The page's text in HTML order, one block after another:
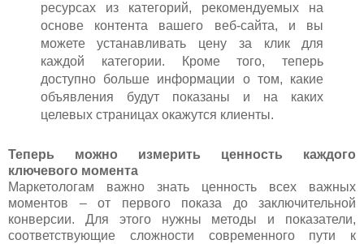
ресурсах из категорий, рекомендуемых на
основе контента вашего веб-сайта, и вы
можете устанавливать цену за клик для
каждой категории. Кроме того, теперь
доступно больше информации о том, какие
объявления будут показаны и на каких
целевых страницах окажутся клиенты.
Теперь можно измерить ценность каждого
ключевого момента
Маркетологам важно знать ценность всех важных
моментов – от первого показа до заключительной
конверсии. Для этого нужны методы и показатели,
соответствующие сложности современного пути к